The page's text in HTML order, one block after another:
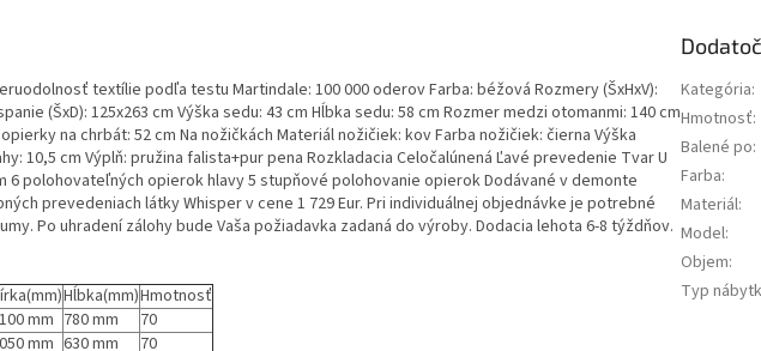
textílie podľa testu Martindale: 100 000 oderov Farba: béžová Rozmery (ŠxHxV):
(ŠxD): 125x263 cm Výška sedu: 43 cm Hĺbka sedu: 58 cm Rozmer medzi otomanmi: 140 cm
na chrbát: 52 cm Na nožičkách Materiál nožičiek: kov Farba nožičiek: čierna Výška
10,5 cm Výplň: pružina falista+pur pena Rozkladacia Celočalúnená Ľavé prevedenie Tvar U
6 polohovateľných opierok hlavy 5 stupňové polohovanie opierok Dodávané v demonte
prevedeniach látky Whisper v cene 1 729 Eur. Pri individuálnej objednávke je potrebné
Po uhradení zálohy bude Vaša požiadavka zadaná do výroby. Dodacia lehota 6-8 týždňov.
Hĺbka(mm)Hmotnosť
mm 780 mm
70
mm 630 mm 70
Kategória:
Hmotnosť:
Balené po:
Farba:
Materiál:
Model:
Objem:
Typ